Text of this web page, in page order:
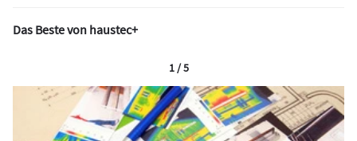
Das Beste von haustec+
1 / 5